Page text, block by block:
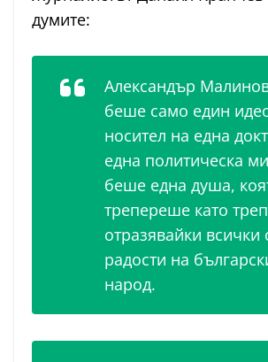
думите:
Александър
беше само един
носител на една
една политическа
беше една душа,
трепереше като
отразявайки всички
радости на
народ.